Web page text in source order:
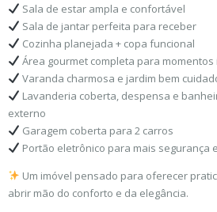
Sala de estar ampla e confortável
Sala de jantar perfeita para receber
Cozinha planejada + copa funcional
Área gourmet completa para
Varanda charmosa e jardim bem
Lavanderia coberta, despensa e
externo
Garagem coberta para 2 carros
Portão eletrônico para mais segurança
Um imóvel pensado para oferecer
abrir mão do conforto e da elegância.